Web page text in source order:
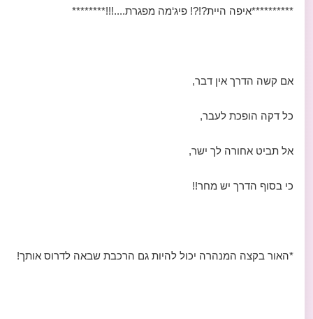
**********איפה היית?!?! פיג‘מה מפגרת....!!!********
אם קשה הדרך אין דבר,
כל דקה הופכת לעבר,
אל תביט אחורה לך ישר,
כי בסוף הדרך יש מחר!!
*האור בקצה המנהרה יכול להיות גם הרכבת שבאה לדרוס אותך!